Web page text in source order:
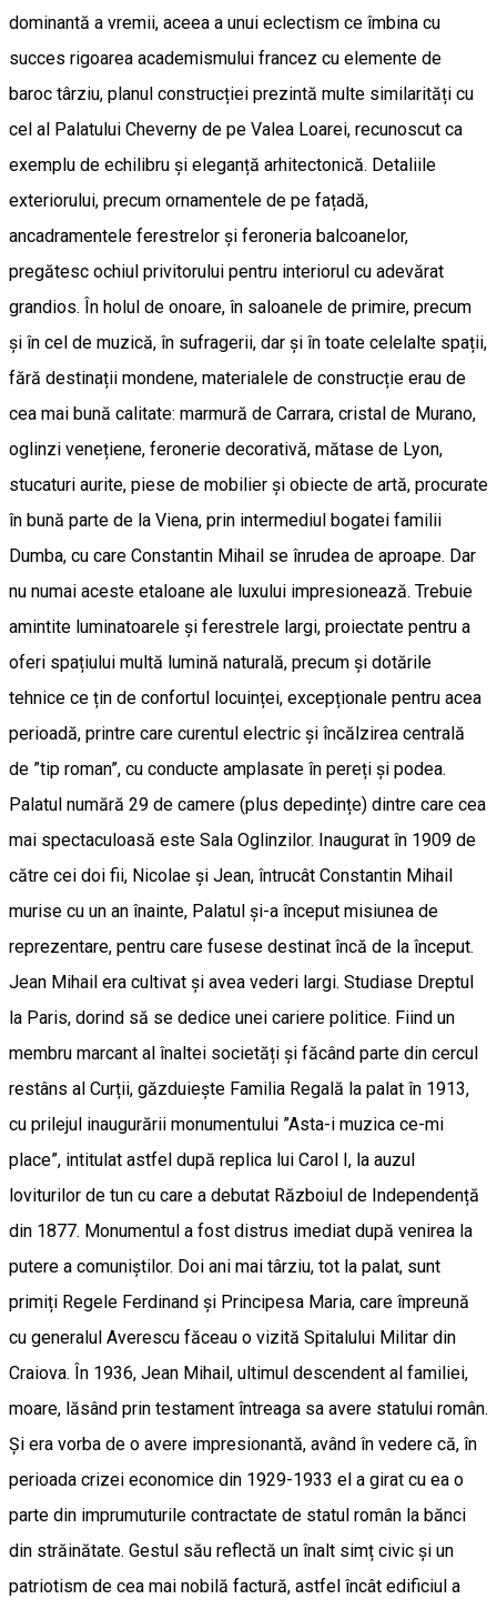
dominantă a vremii, aceea a unui eclectism ce îmbina cu
succes rigoarea academismului francez cu elemente de
baroc târziu, planul construcției prezintă multe similarități cu
cel al Palatului Cheverny de pe Valea Loarei, recunoscut ca
exemplu de echilibru și eleganță arhitectonică. Detaliile
exteriorului, precum ornamentele de pe fațadă,
ancadramentele ferestrelor și feroneria balcoanelor,
pregătesc ochiul privitorului pentru interiorul cu adevărat
grandios. În holul de onoare, în saloanele de primire, precum
și în cel de muzică, în sufragerii, dar și în toate celelalte spații,
fără destinații mondene, materialele de construcție erau de
cea mai bună calitate: marmură de Carrara, cristal de Murano,
oglinzi venețiene, feronerie decorativă, mătase de Lyon,
stucaturi aurite, piese de mobilier și obiecte de artă, procurate
în bună parte de la Viena, prin intermediul bogatei familii
Dumba, cu care Constantin Mihail se înrudea de aproape. Dar
nu numai aceste etaloane ale luxului impresionează. Trebuie
amintite luminatoarele și ferestrele largi, proiectate pentru a
oferi spațiului multă lumină naturală, precum și dotările
tehnice ce țin de confortul locuinței, excepționale pentru acea
perioadă, printre care curentul electric și încălzirea centrală
de ”tip roman”, cu conducte amplasate în pereți și podea.
Palatul numără 29 de camere (plus depedințe) dintre care cea
mai spectaculoasă este Sala Oglinzilor. Inaugurat în 1909 de
către cei doi fii, Nicolae și Jean, întrucât Constantin Mihail
murise cu un an înainte, Palatul și-a început misiunea de
reprezentare, pentru care fusese destinat încă de la început.
Jean Mihail era cultivat și avea vederi largi. Studiase Dreptul
la Paris, dorind să se dedice unei cariere politice. Fiind un
membru marcant al înaltei societăți și făcând parte din cercul
restâns al Curții, găzduiește Familia Regală la palat în 1913,
cu prilejul inaugurării monumentului ”Asta-i muzica ce-mi
place”, intitulat astfel după replica lui Carol I, la auzul
loviturilor de tun cu care a debutat Războiul de Independență
din 1877. Monumentul a fost distrus imediat după venirea la
putere a comuniștilor. Doi ani mai târziu, tot la palat, sunt
primiți Regele Ferdinand și Principesa Maria, care împreună
cu generalul Averescu făceau o vizită Spitalului Militar din
Craiova. În 1936, Jean Mihail, ultimul descendent al familiei,
moare, lăsând prin testament întreaga sa avere statului român.
Și era vorba de o avere impresionantă, având în vedere că, în
perioada crizei economice din 1929-1933 el a girat cu ea o
parte din imprumuturile contractate de statul român la bănci
din străinătate. Gestul său reflectă un înalt simț civic și un
patriotism de cea mai nobilă factură, astfel încât edificiul a